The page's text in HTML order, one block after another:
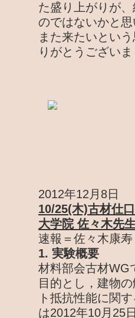
た盛り上がりが
のではないかと思
また来たいとい
りがとうございま
2012年12月8日
10/25(木)古材仕
大学院 佐々木先
速報＝佐々木康
1. 実験概要
材料部会古材WG
目的とし，建物
ト抵抗性能に関
は2012年10月25